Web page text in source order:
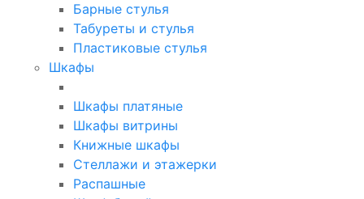
Барные стулья
Табуреты и стулья
Пластиковые стулья
Шкафы
Шкафы платяные
Шкафы витрины
Книжные шкафы
Стеллажи и этажерки
Распашные